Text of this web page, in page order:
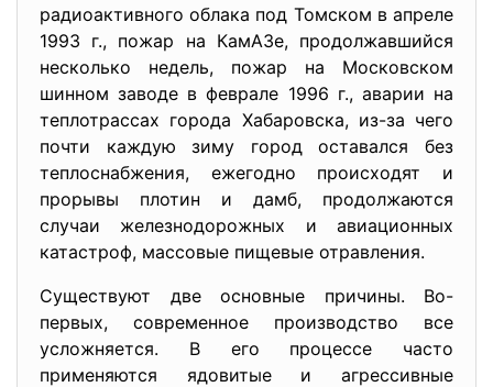
радиоактивного облака под Томском в апреле
1993 г., пожар на КамАЗе, продолжавшийся
несколько недель, пожар на Московском
шинном заводе в феврале 1996 г., аварии на
теплотрассах города Хабаровска, из-за чего
почти каждую зиму город оставался без
теплоснабжения, ежегодно происходят и
прорывы плотин и дамб, продолжаются
случаи железнодорожных и авиационных
катастроф, массовые пищевые отравления.
Существуют две основные причины. Во-
первых, современное производство все
усложняется. В его процессе часто
применяются ядовитые и агрессивные